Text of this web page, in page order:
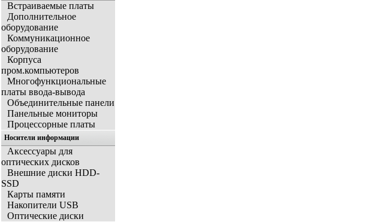
Встраиваемые платы
Дополнительное
оборудование
Коммуникационное
оборудование
Корпуса
пром.компьютеров
Многофункциональные
платы ввода-вывода
Объединительные панели
Панельные мониторы
Процессорные платы
Носители информации
Аксессуары для
оптических дисков
Внешние диски HDD-
SSD
Карты памяти
Накопители USB
Оптические диски